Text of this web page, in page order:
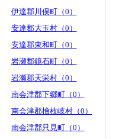
伊達郡川俣町（0）
安達郡大玉村（0）
安達郡東和町（0）
岩瀬郡鏡石町（0）
岩瀬郡天栄村（0）
南会津郡下郷町（0）
南会津郡檜枝岐村（0）
南会津郡只見町（0）